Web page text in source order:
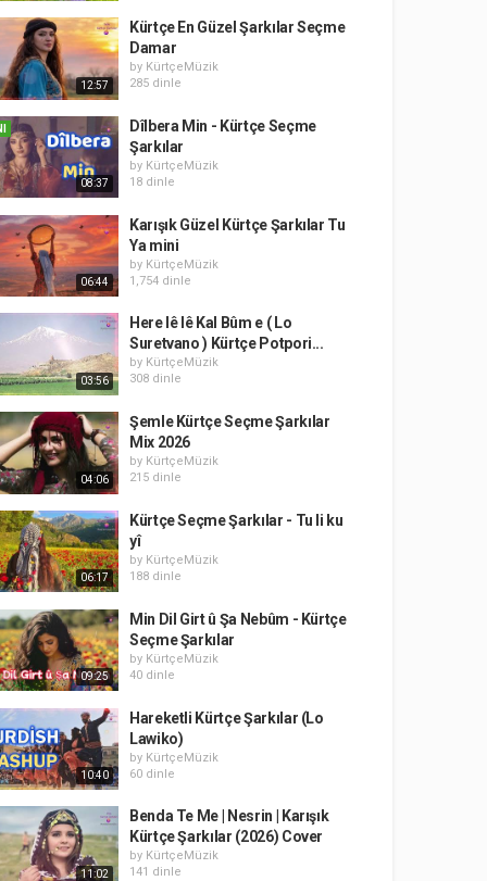
12:57
Kürtçe En Güzel Şarkılar Seçme
Damar
by KürtçeMüzik
285 dinle
08:37
Dîlbera Min - Kürtçe Seçme
Şarkılar
by KürtçeMüzik
18 dinle
06:44
Karışık Güzel Kürtçe Şarkılar Tu
Ya mini
by KürtçeMüzik
1,754 dinle
03:56
Here lê lê Kаl Bûm e ( Lo
Suretvano ) Kürtçe Potpori...
by KürtçeMüzik
308 dinle
04:06
Şemle Kürtçe Seçme Şarkılar
Mix 2026
by KürtçeMüzik
215 dinle
06:17
Kürtçe Seçme Şarkılar - Tu li ku
yî
by KürtçeMüzik
188 dinle
09:25
Min Dil Girt û Şa Nebûm - Kürtçe
Seçme Şarkılar
by KürtçeMüzik
40 dinle
10:40
Hareketli Kürtçe Şarkılar (Lo
Lawiko)
by KürtçeMüzik
60 dinle
11:02
Benda Te Me | Nesrin | Karışık
Kürtçe Şarkılar (2026) Cover
by KürtçeMüzik
141 dinle